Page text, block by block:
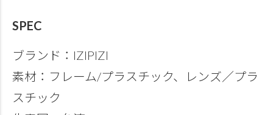
SPEC
ブランド：IZIPIZI
素材：フレーム/プラスチック、レンズ／プラ
スチック